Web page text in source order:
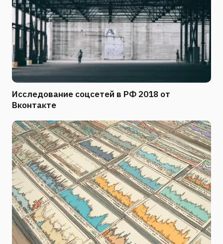
Исследование соцсетей в РФ 2018 от
Вконтакте